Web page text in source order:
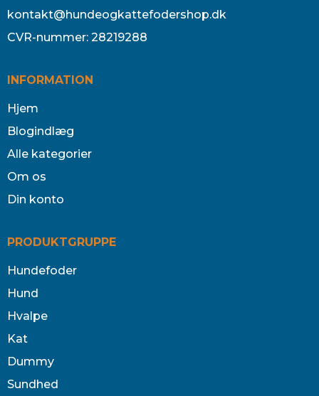
kontakt@hundeogkattefodershop.dk
CVR-nummer: 28219288
INFORMATION
Hjem
Blogindlæg
Alle kategorier
Om os
Din konto
PRODUKTGRUPPE
Hundefoder
Hund
Hvalpe
Kat
Dummy
Sundhed